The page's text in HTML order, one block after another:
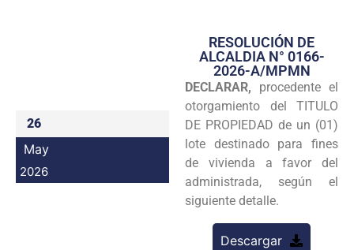
Transparencia
Seguridad
Programas
Intranet
26
May
2026
RESOLUCIÓN DE
ALCALDIA N° 0166-
2026-A/MPMN
DECLARAR, procedente el
otorgamiento del TITULO
DE PROPIEDAD de un (01)
lote destinado para fines
de vivienda a favor del
administrada, según el
siguiente detalle.
Descargar